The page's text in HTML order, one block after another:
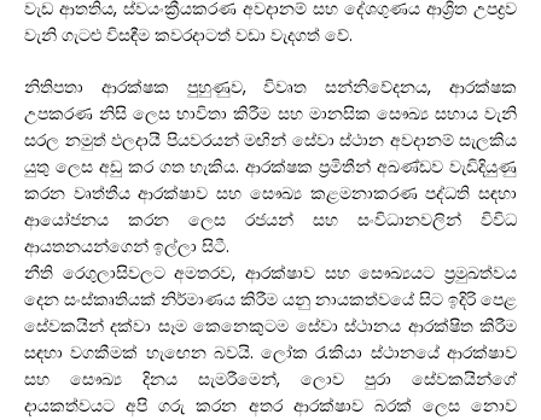
වැඩ ආතතිය, ස්වයංක්‍රීයකරණ අවදානම් සහ දේශගුණය ආශ්‍රිත උපද්‍රව
වැනි ගැටළු විසඳීම කවරදාටත් වඩා වැදගත් වේ.
නිතිපතා ආරක්ෂක පුහුණුව, විවෘත සන්නිවේදනය, ආරක්ෂක
උපකරණ නිසි ලෙස භාවිතා කිරීම සහ මානසික සෞඛ්‍ය සහාය වැනි
සරල නමුත් ඵලදායී පියවරයන් මඟින් සේවා ස්ථාන අවදානම් සැලකිය
යුතු ලෙස අඩු කර ගත හැකිය. ආරක්ෂක ප්‍රමිතීන් අඛණ්ඩව වැඩිදියුණු
කරන වෘත්තීය ආරක්ෂාව සහ සෞඛ්‍ය කළමනාකරණ පද්ධති සඳහා
ආයෝජනය කරන ලෙස රජයන් සහ සංවිධානවලින් විවිධ
ආයතනයන්ගෙන් ඉල්ලා සිටී.
නීති රෙගුලාසිවලට අමතරව, ආරක්ෂාව සහ සෞඛ්‍යයට ප්‍රමුඛත්වය
දෙන සංස්කෘතියක් නිර්මාණය කිරීම යනු නායකත්වයේ සිට ඉදිරි පෙළ
සේවකයින් දක්වා සෑම කෙනෙකුටම සේවා ස්ථානය ආරක්ෂිත කිරීම
සඳහා වගකීමක් හැඟෙන බවයි. ලෝක රැකියා ස්ථානයේ ආරක්ෂාව
සහ සෞඛ්‍ය දිනය සැමරීමෙන්, ලොව පුරා සේවකයින්ගේ
දායකත්වයට අපි ගරු කරන අතර ආරක්ෂාව බරක් ලෙස නොව